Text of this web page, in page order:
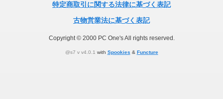
特定商取引に関する法律に基づく表記
古物営業法に基づく表記
Copyright © 2000 PC One's All rights reserved.
@s7 v v4.0.1 with Spookies & Functure